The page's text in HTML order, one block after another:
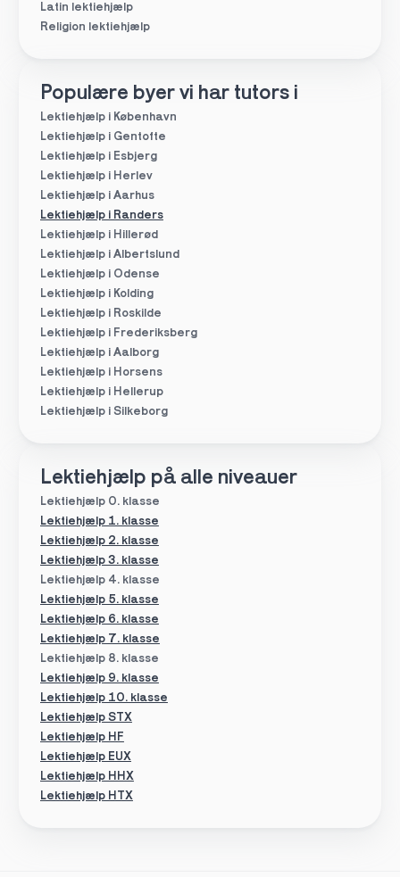
Latin lektiehjælp
Religion lektiehjælp
Populære byer vi har tutors i
Lektiehjælp i København
Lektiehjælp i Gentofte
Lektiehjælp i Esbjerg
Lektiehjælp i Herlev
Lektiehjælp i Aarhus
Lektiehjælp i Randers
Lektiehjælp i Hillerød
Lektiehjælp i Albertslund
Lektiehjælp i Odense
Lektiehjælp i Kolding
Lektiehjælp i Roskilde
Lektiehjælp i Frederiksberg
Lektiehjælp i Aalborg
Lektiehjælp i Horsens
Lektiehjælp i Hellerup
Lektiehjælp i Silkeborg
Lektiehjælp på alle niveauer
Lektiehjælp 0. klasse
Lektiehjælp 4. klasse
Lektiehjælp 5. klasse
Lektiehjælp 8. klasse
Lektiehjælp 1. klasse
Lektiehjælp 6. klasse
Lektiehjælp 7. klasse
Lektiehjælp 2. klasse
Lektiehjælp 3. klasse
Lektiehjælp 9. klasse
Lektiehjælp 10. klasse
Lektiehjælp HF
Lektiehjælp EUX
Lektiehjælp STX
Lektiehjælp HHX
Lektiehjælp HTX